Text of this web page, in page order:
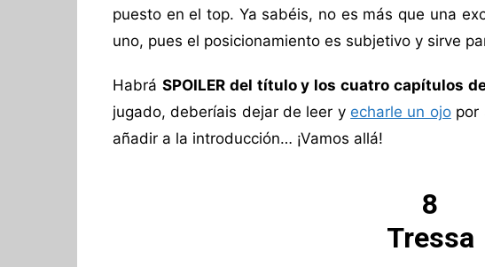
puesto en el top. Ya sabéis, no es más que una
uno, pues el posicionamiento es subjetivo y sirve
Habrá SPOILER del título y los cuatro capítulos
jugado, deberíais dejar de leer y echarle un ojopor
añadir a la introducción… ¡Vamos allá!
8
Tressa